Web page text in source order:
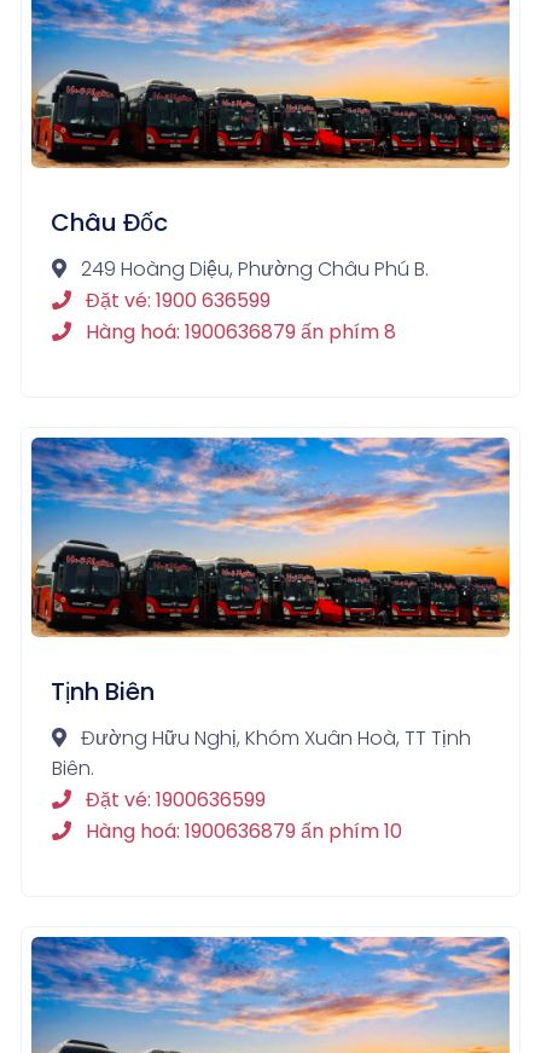
Châu Đốc
249 Hoàng Diệu, Phường Châu Phú B.
Đặt vé: 1900 636599
Hàng hoá: 1900636879 ấn phím 8
Tịnh Biên
Đường Hữu Nghị, Khóm Xuân Hoà, TT Tịnh
Biên.
Đặt vé: 1900636599
Hàng hoá: 1900636879 ấn phím 10